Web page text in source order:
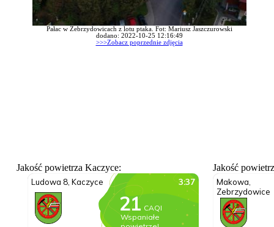
Pałac w Zebrzydowicach z lotu ptaka. Fot: Mariusz Jaszczurowski
dodano: 2022-10-25 12:16:49
>>>Zobacz poprzednie zdjęcia
Jakość powietrza Kaczyce: Jakość